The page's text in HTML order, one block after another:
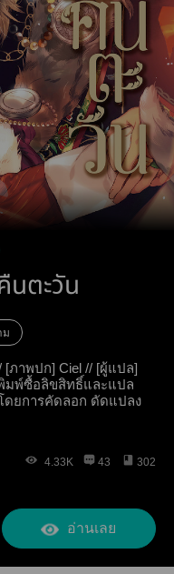
ตะวัน
ม
[ภาพปก] Ciel // [ผู้แปล]
มพ์ซื้อลิขสิทธิ์และแปล
ดยการคัดลอก ดัดแปลง
4.33K 43 302
อ่านเลย